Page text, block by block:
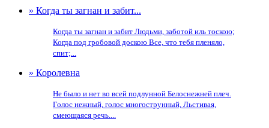
» Когда ты загнан и забит...
Когда ты загнан и забит Людьми, заботой иль тоскою;
Когда под гробовой доскою Все, что тебя пленяло,
спит;...
» Королевна
Не было и нет во всей подлунной Белоснежней плеч.
Голос нежный, голос многострунный, Льстивая,
смеющаяся речь....